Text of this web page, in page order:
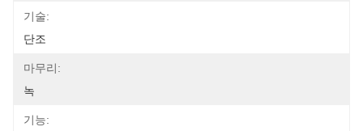
기술:
단조
마무리:
녹
기능: